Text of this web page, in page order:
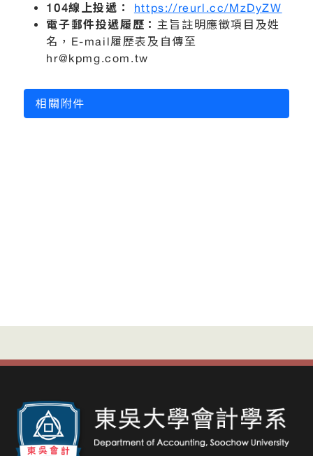
104線上投遞：
https://reurl.cc/MzDyZW
電子郵件投遞履歷： 主旨註明應徵項目及姓
名，E-mail履歷表及自傳至
hr@kpmg.com.tw
相關附件